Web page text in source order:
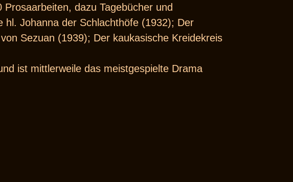
dazu Tagebücher und
hl. Johanna der Schlachthöfe (1932); Der
Sezuan (1939); Der kaukasische Kreidekreis
ist mittlerweile das meistgespielte Drama